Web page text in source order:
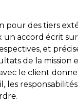
pour des tiers
accord écrit
et
de la mission
le client
les